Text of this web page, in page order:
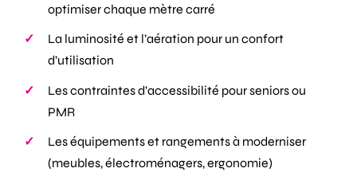
optimiser chaque mètre carré
La luminosité et l’aération pour un confort
d’utilisation
Les contraintes d’accessibilité pour seniors ou
PMR
Les équipements et rangements à moderniser
(meubles, électroménagers, ergonomie)